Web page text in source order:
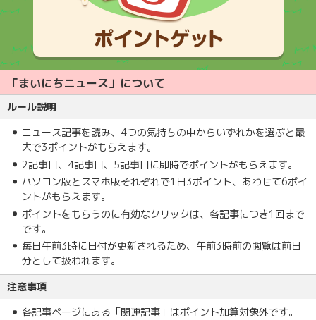
「まいにちニュース」について
ルール説明
ニュース記事を読み、4つの気持ちの中からいずれかを選ぶと最
大で3ポイントがもらえます。
2記事目、4記事目、5記事目に即時でポイントがもらえます。
パソコン版とスマホ版それぞれで1日3ポイント、あわせて6ポイ
ントがもらえます。
ポイントをもらうのに有効なクリックは、各記事につき1回まで
です。
毎日午前3時に日付が更新されるため、午前3時前の閲覧は前日
分として扱われます。
注意事項
各記事ページにある「関連記事」はポイント加算対象外です。